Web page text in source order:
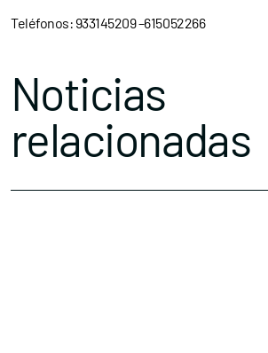
Teléfonos: 933145209 –615052266
Noticias
relacionadas